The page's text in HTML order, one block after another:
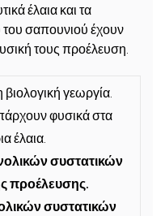
έλαια και τα
σαπουνιού έχουν
τους προέλευση.
γεωργία.
φυσικά στα
έλαια.
συστατικών
προέλευσης.
συστατικών